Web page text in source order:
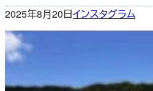
2025年8月20日インスタグラム